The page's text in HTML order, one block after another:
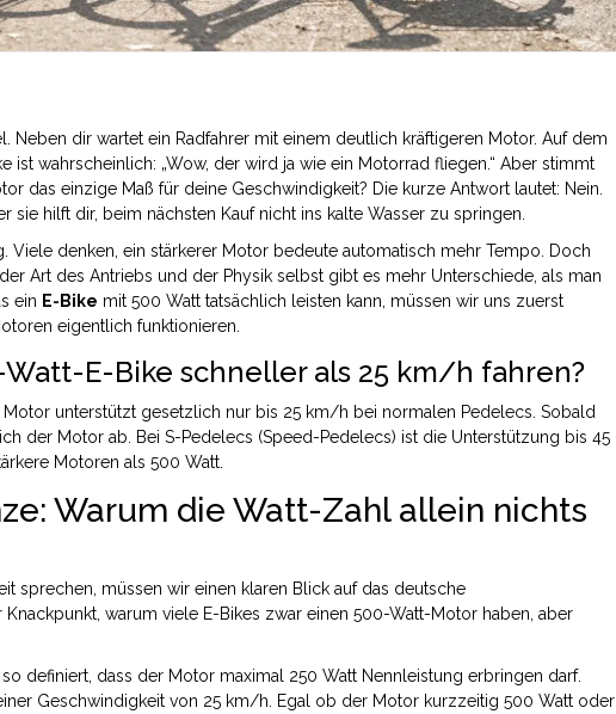
Neben dir wartet ein Radfahrer mit einem deutlich kräftigeren Motor. Auf dem
ist wahrscheinlich: „Wow, der wird ja wie ein Motorrad fliegen.“ Aber stimmt
das einzige Maß für deine Geschwindigkeit? Die kurze Antwort lautet: Nein.
sie hilft dir, beim nächsten Kauf nicht ins kalte Wasser zu springen.
Viele denken, ein stärkerer Motor bedeute automatisch mehr Tempo. Doch
Art des Antriebs und der Physik selbst gibt es mehr Unterschiede, als man
ein E-Bike mit 500 Watt tatsächlich leisten kann, müssen wir uns zuerst
eigentlich funktionieren.
E-Bike schneller als 25 km/h fahren?
unterstützt gesetzlich nur bis 25 km/h bei normalen Pedelecs. Sobald
der Motor ab. Bei S-Pedelecs (Speed-Pedelecs) ist die Unterstützung bis 45
Motoren als 500 Watt.
Warum die Watt-Zahl allein nichts
sprechen, müssen wir einen klaren Blick auf das deutsche
warum viele E-Bikes zwar einen 500-Watt-Motor haben, aber
definiert, dass der Motor maximal 250 Watt Nennleistung erbringen darf.
Geschwindigkeit von 25 km/h. Egal ob der Motor kurzzeitig 500 Watt oder